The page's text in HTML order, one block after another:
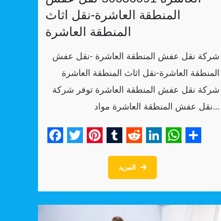
المنطقة العاشرة-نقل اثاث
المنطقة العاشرة
شركة نقل عفش المنطقة العاشرة -نقل عفش
المنطقة العاشرة-نقل اثاث المنطقة العاشرة
شركة نقل عفش المنطقة العاشرة توفر شركة
نقل عفش المنطقة العاشرة مواد…
Facebook
TwitterPinterest
Tumblr
RedditLinkedIn
المزيد